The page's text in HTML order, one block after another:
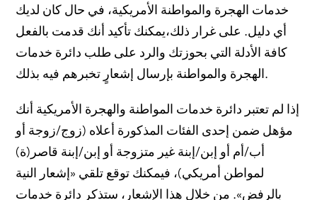
خدمات الهجرة والمواطنة الأمريكية، في حال كان لديك
أي دليل. على غرار ذلك،يمكنك تأكيد أنك قدمت بالفعل
كافة الأدلة التي بحوزتك والرد على طلب دائرة خدمات
الهجرة والمواطنة بإرسال إشعارٍ تخبرهم فيه بذلك.
إذا لم تعتبر دائرة خدمات المواطنة والهجرة الأمريكية أنك
مؤهل ضمن إحدى الفئات المذكورة أعلاه (زوج/زوجة أو
أب/أم أو إبن/إبنة غير متزوجة أو إبن/إبنة قاصر(ة)
لمواطن أمريكي)، فيمكنك توقع تلقي «إشعار النية
بالرفض». من خلال هذا الإشعار، ستذكر دائرة خدمات